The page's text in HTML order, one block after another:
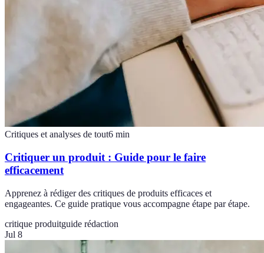
Critiques et analyses de tout6 min
Critiquer un produit : Guide pour le faire
efficacement
Apprenez à rédiger des critiques de produits efficaces et
engageantes. Ce guide pratique vous accompagne étape par étape.
critique produitguide rédaction
Jul 8